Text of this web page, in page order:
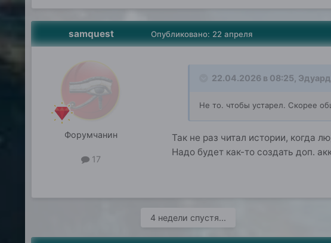
samquest
Форумчанин
17
Опубликовано: 22 апреля
22.04.2026 в 08:25, Эдуард
Не то. чтобы устарел. Скорее
Так не раз читал истории, когда
Надо будет как-то создать доп.
4 недели спустя...